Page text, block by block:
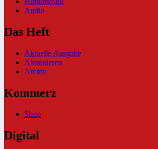
Audio
Das Heft
Aktuelle Ausgabe
Abonnieren
Archiv
Kommerz
Shop
Digital